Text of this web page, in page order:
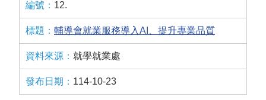
12.
輔導會就業服務導入AI、提升專業品質
就學就業處
114-10-23